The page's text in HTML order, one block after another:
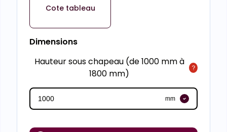
Cote tableau
Dimensions
Hauteur sous chapeau (de 1000 mm à
1800 mm)
mm